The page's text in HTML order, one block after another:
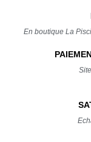
En boutique La